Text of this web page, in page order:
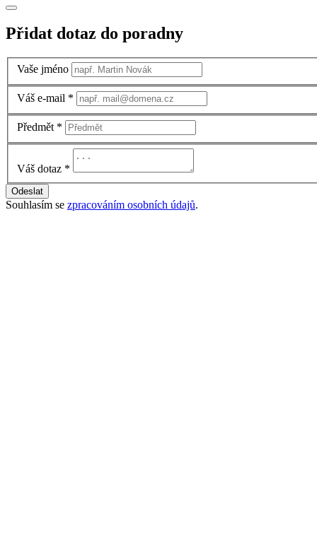
Přidat dotaz do poradny
Vaše jméno
Váš e-mail *
Předmět *
Váš dotaz *
Odeslat
Souhlasím se zpracováním osobních údajů.